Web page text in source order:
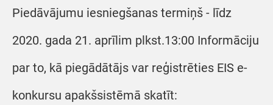
Piedāvājumu iesniegšanas termiņš - līdz
2020. gada 21. aprīlim plkst.13:00 Informāciju
par to, kā piegādātājs var reģistrēties EIS e-
konkursu apakšsistēmā skatīt: